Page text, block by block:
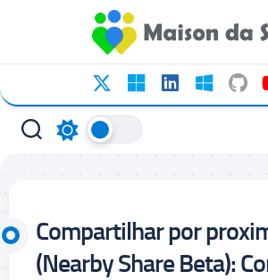
conteúdo
Compartilhar por
(Nearby Share Beta):